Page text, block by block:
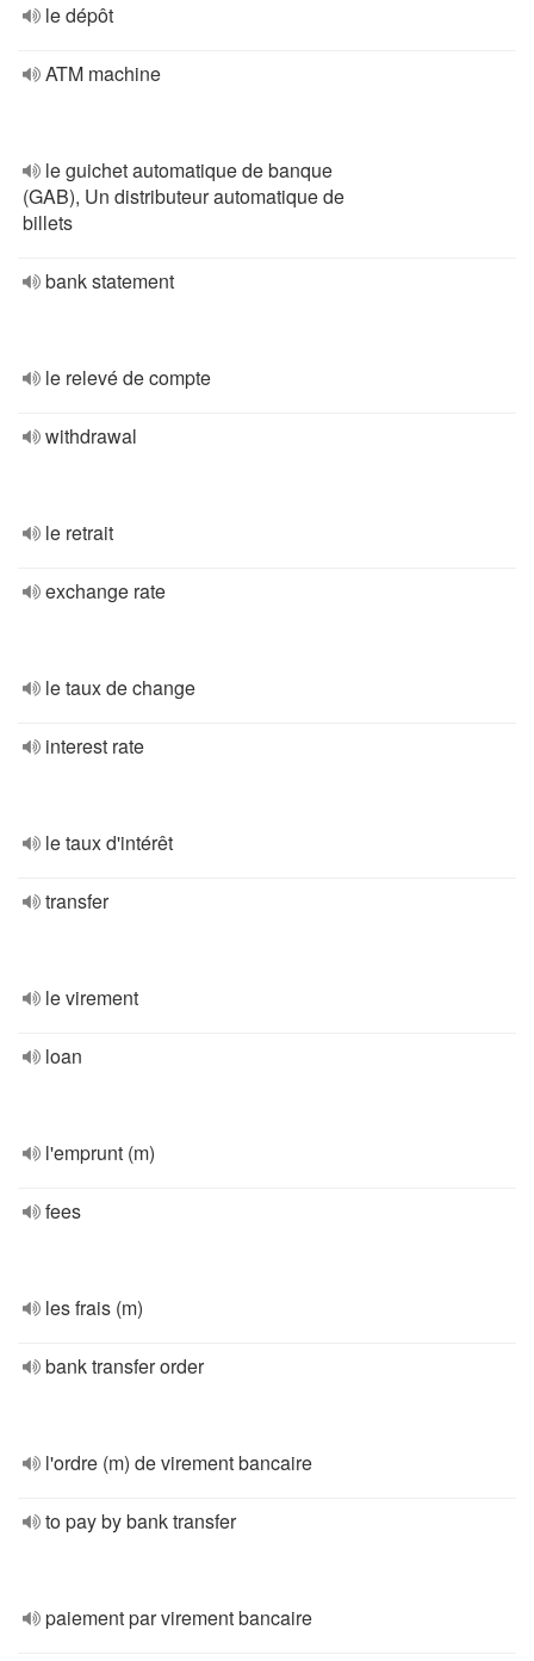
le dépôt
ATM machine
le guichet automatique de banque
(GAB), Un distributeur automatique de
billets
bank statement
le relevé de compte
withdrawal
le retrait
exchange rate
le taux de change
interest rate
le taux d'intérêt
transfer
le virement
loan
l'emprunt (m)
fees
les frais (m)
bank transfer order
l'ordre (m) de virement bancaire
to pay by bank transfer
paiement par virement bancaire